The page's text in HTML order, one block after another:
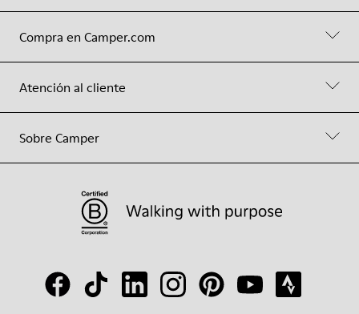
Compra en Camper.com
Atención al cliente
Sobre Camper